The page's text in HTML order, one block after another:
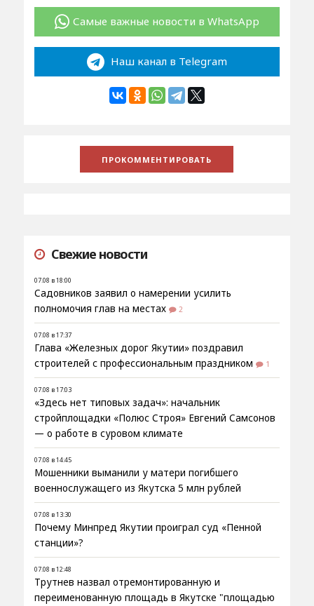
Самые важные новости в WhatsApp
Наш канал в Telegram
Свежие новости
07.08 в 18:00
Садовников заявил о намерении усилить
полномочия глав на местах
2
07.08 в 17:37
Глава «Железных дорог Якутии» поздравил
строителей с профессиональным праздником
1
07.08 в 17:03
«Здесь нет типовых задач»: начальник
стройплощадки «Полюс Строя» Евгений Самсонов
— о работе в суровом климате
07.08 в 14:45
Мошенники выманили у матери погибшего
военнослужащего из Якутска 5 млн рублей
07.08 в 13:30
Почему Минпред Якутии проиграл суд «Пенной
станции»?
07.08 в 12:48
Трутнев назвал отремонтированную и
переименованную площадь в Якутске "площадью